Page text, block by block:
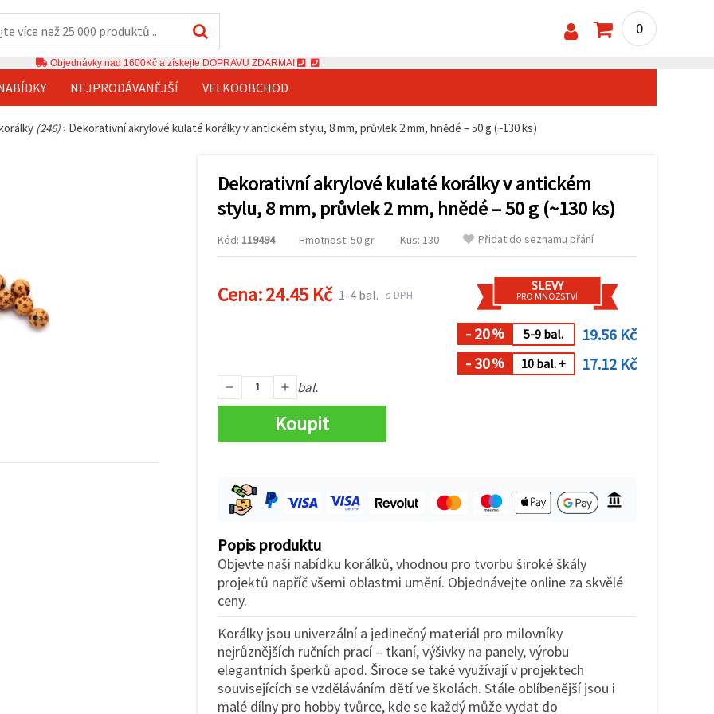
0
Objednávky nad 1600Kč a získejte DOPRAVU ZDARMA!
NEJPRODÁVANĚJŠÍ VELKOOBCHOD
(246)› Dekorativní akrylové kulaté korálky v antickém stylu, 8 mm, průvlek 2 mm, hnědé – 50 g (~130 ks)
Dekorativní akrylové kulaté korálky v antickém
stylu, 8 mm, průvlek 2 mm, hnědé – 50 g (~130 ks)
Kód: 119494 Hmotnost: 50 gr. Kus: 130 Přidat do seznamu přání
Cena:24.45 Kč 1-4 bal. s DPH
SLEVY
PRO MNOŽSTVÍ
- 20% 5-9 bal.
19.56 Kč
- 30% 10 bal. + 17.12 Kč
bal.
Koupit
Popis produktu
Objevte naši nabídku korálků, vhodnou pro tvorbu široké škály
projektů napříč všemi oblastmi umění. Objednávejte online za skvělé
ceny.
Korálky jsou univerzální a jedinečný materiál pro milovníky
nejrůznějších ručních prací – tkaní, výšivky na panely, výrobu
elegantních šperků apod. Široce se také využívají v projektech
souvisejících se vzděláváním dětí ve školách. Stále oblíbenější jsou i
malé dílny pro hobby tvůrce, kde se každý může vydat do